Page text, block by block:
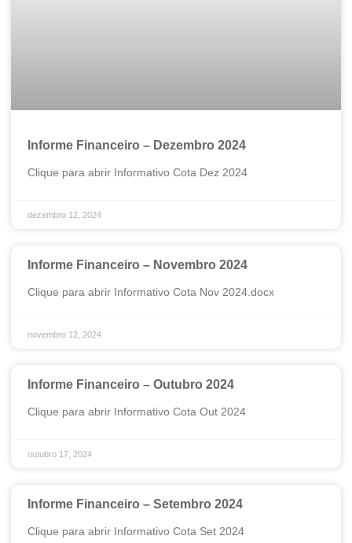
Informe Financeiro – Dezembro 2024
Clique para abrir Informativo Cota Dez 2024
dezembro 12, 2024
Informe Financeiro – Novembro 2024
Clique para abrir Informativo Cota Nov 2024.docx
novembro 12, 2024
Informe Financeiro – Outubro 2024
Clique para abrir Informativo Cota Out 2024
outubro 17, 2024
Informe Financeiro – Setembro 2024
Clique para abrir Informativo Cota Set 2024